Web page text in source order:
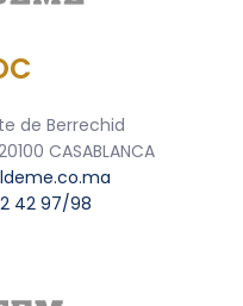
de Berrechid
CASABLANCA
42 97/98